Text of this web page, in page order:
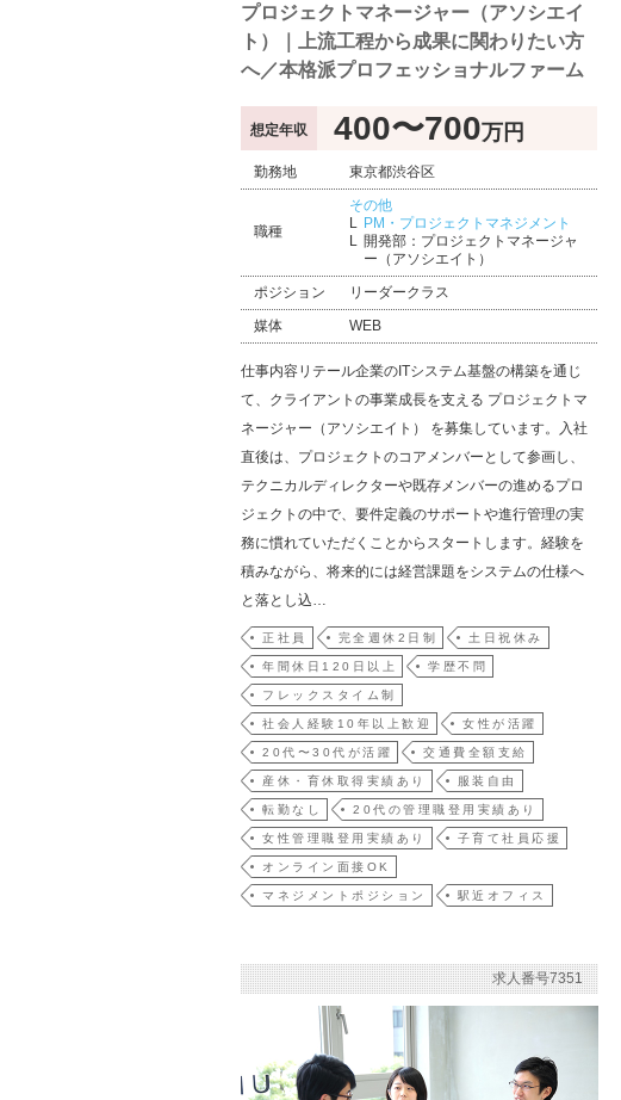
プロジェクトマネージャー（アソシエイ
ト）｜上流工程から成果に関わりたい方
へ／本格派プロフェッショナルファーム
想定年収 400〜700万円
勤務地 東京都渋谷区
職種
その他
PM・プロジェクトマネジメント
開発部：プロジェクトマネージャ
ー（アソシエイト）
ポジション
リーダークラス
媒体
WEB
仕事内容リテール企業のITシステム基盤の構築を通じ
て、クライアントの事業成長を支える プロジェクトマ
ネージャー（アソシエイト） を募集しています。入社
直後は、プロジェクトのコアメンバーとして参画し、
テクニカルディレクターや既存メンバーの進めるプロ
ジェクトの中で、要件定義のサポートや進行管理の実
務に慣れていただくことからスタートします。経験を
積みながら、将来的には経営課題をシステムの仕様へ
と落とし込…
正社員 完全週休2日制 土日祝休み
年間休日120日以上 学歴不問
フレックスタイム制
社会人経験10年以上歓迎 女性が活躍
20代〜30代が活躍 交通費全額支給
産休・育休取得実績あり 服装自由
転勤なし 20代の管理職登用実績あり
女性管理職登用実績あり 子育て社員応援
オンライン面接OK
マネジメントポジション 駅近オフィス
求人番号7351